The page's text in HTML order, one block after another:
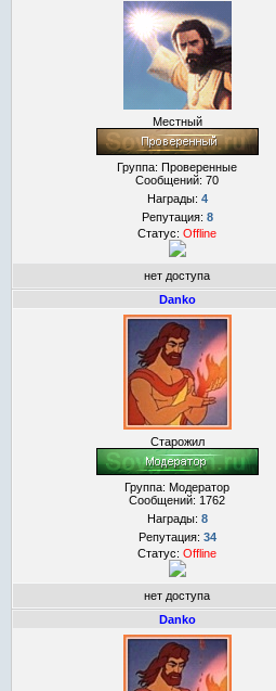
Местный
Группа: Проверенные
Сообщений: 70
Награды: 4
Репутация: 8
Статус: Offline
нет доступа
Danko
Старожил
Группа: Модератор
Сообщений: 1762
Награды: 8
Репутация: 34
Статус: Offline
нет доступа
Danko